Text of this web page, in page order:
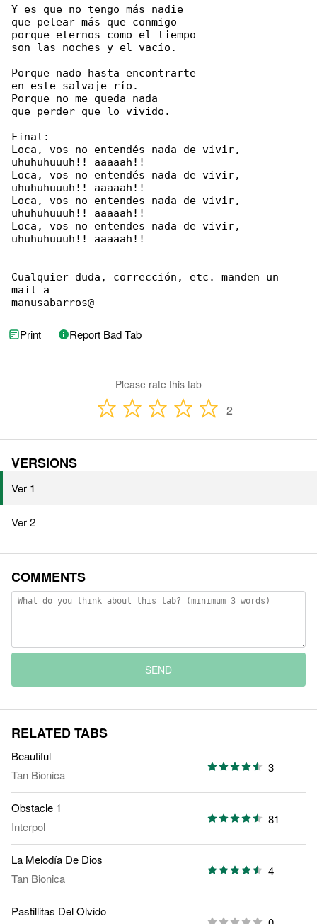
Y es que no tengo más nadie
que pelear más que conmigo
porque eternos como el tiempo
son las noches y el vacío.
Porque nado hasta encontrarte
en este salvaje río.
Porque no me queda nada
que perder que lo vivido.
Final:
Loca, vos no entendés nada de vivir,
uhuhuhuuuh!! aaaaah!!
Loca, vos no entendés nada de vivir,
uhuhuhuuuh!! aaaaah!!
Loca, vos no entendes nada de vivir,
uhuhuhuuuh!! aaaaah!!
Loca, vos no entendes nada de vivir,
uhuhuhuuuh!! aaaaah!!
Cualquier duda, corrección, etc. manden un
mail a
manusabarros@
Print Report Bad Tab
Please rate this tab
2
VERSIONS
Ver 1
Ver 2
COMMENTS
SEND
RELATED TABS
Beautiful
Tan Bionica
3
Obstacle 1
Interpol
81
La Melodía De Dios
Tan Bionica
4
Pastillitas Del Olvido